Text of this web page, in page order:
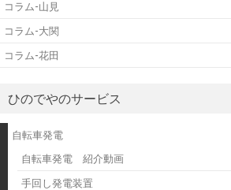
コラム-山見
コラム-大関
コラム-花田
ひのでやのサービス
自転車発電
自転車発電 紹介動画
手回し発電装置